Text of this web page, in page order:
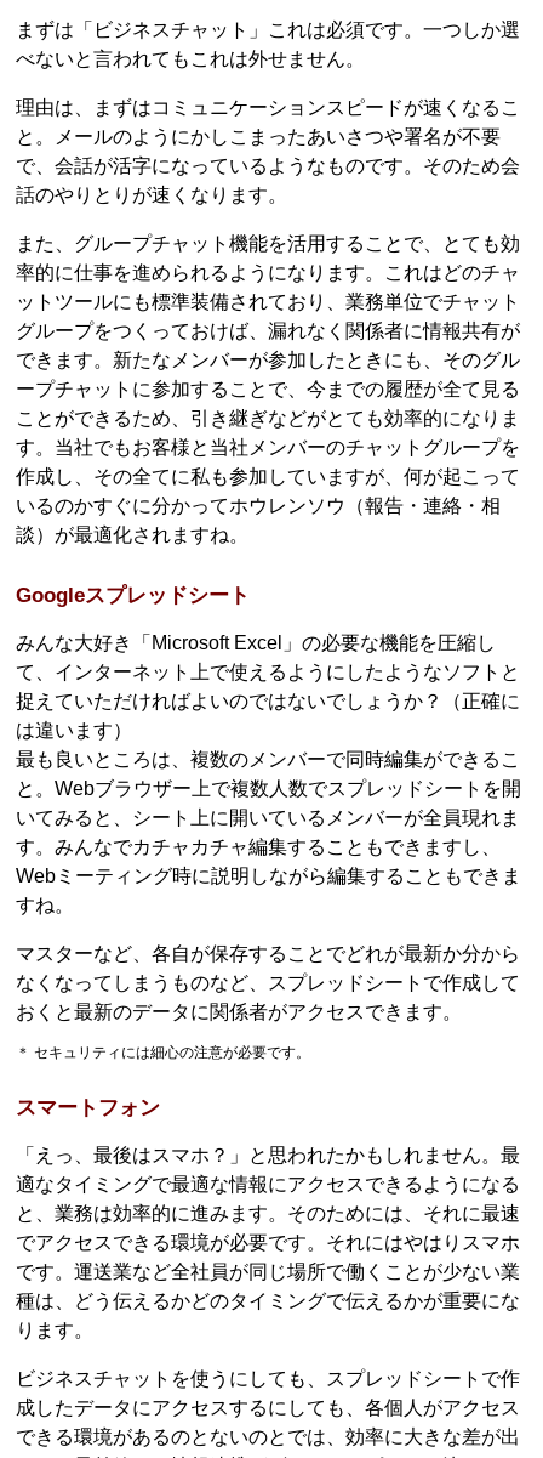
まずは「ビジネスチャット」これは必須です。一つしか選
べないと言われてもこれは外せません。
理由は、まずはコミュニケーションスピードが速くなるこ
と。メールのようにかしこまったあいさつや署名が不要
で、会話が活字になっているようなものです。そのため会
話のやりとりが速くなります。
また、グループチャット機能を活用することで、とても効
率的に仕事を進められるようになります。これはどのチャ
ットツールにも標準装備されており、業務単位でチャット
グループをつくっておけば、漏れなく関係者に情報共有が
できます。新たなメンバーが参加したときにも、そのグル
ープチャットに参加することで、今までの履歴が全て見る
ことができるため、引き継ぎなどがとても効率的になりま
す。当社でもお客様と当社メンバーのチャットグループを
作成し、その全てに私も参加していますが、何が起こって
いるのかすぐに分かってホウレンソウ（報告・連絡・相
談）が最適化されますね。
Googleスプレッドシート
みんな大好き「Microsoft Excel」の必要な機能を圧縮し
て、インターネット上で使えるようにしたようなソフトと
捉えていただければよいのではないでしょうか？（正確に
は違います）
最も良いところは、複数のメンバーで同時編集ができるこ
と。Webブラウザー上で複数人数でスプレッドシートを開
いてみると、シート上に開いているメンバーが全員現れま
す。みんなでカチャカチャ編集することもできますし、
Webミーティング時に説明しながら編集することもできま
すね。
マスターなど、各自が保存することでどれが最新か分から
なくなってしまうものなど、スプレッドシートで作成して
おくと最新のデータに関係者がアクセスできます。
＊ セキュリティには細心の注意が必要です。
スマートフォン
「えっ、最後はスマホ？」と思われたかもしれません。最
適なタイミングで最適な情報にアクセスできるようになる
と、業務は効率的に進みます。そのためには、それに最速
でアクセスできる環境が必要です。それにはやはりスマホ
です。運送業など全社員が同じ場所で働くことが少ない業
種は、どう伝えるかどのタイミングで伝えるかが重要にな
ります。
ビジネスチャットを使うにしても、スプレッドシートで作
成したデータにアクセスするにしても、各個人がアクセス
できる環境があるのとないのとでは、効率に大きな差が出